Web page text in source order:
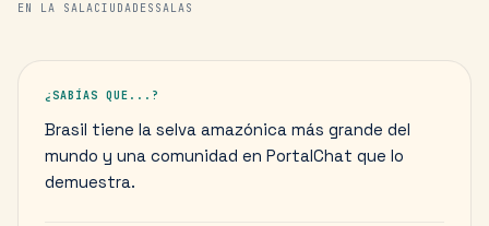
EN LA SALACIUDADES SALAS
¿SABÍAS QUE...?
Brasil tiene la selva amazónica más grande del
mundo y una comunidad en PortalChat que lo
demuestra.